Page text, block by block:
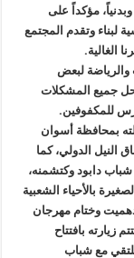
مؤكداً على
لبناء وتقدم المجتمع
الغالية.
والرياضة لبعض
جميع المشكلات
للمكفوفين.
بمحافظة أسوان
النيل الدولي، كما
شباب دابود وكتشمنه،
بالأحياء الشعبية
وختام مهرجان
زيارته بافتتاح
مع شباب